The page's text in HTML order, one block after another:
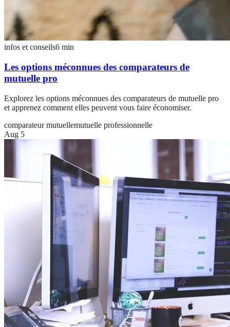
infos et conseils6 min
Les options méconnues des comparateurs de
mutuelle pro
Explorez les options méconnues des comparateurs de mutuelle pro
et apprenez comment elles peuvent vous faire économiser.
comparateur mutuellemutuelle professionnelle
Aug 5